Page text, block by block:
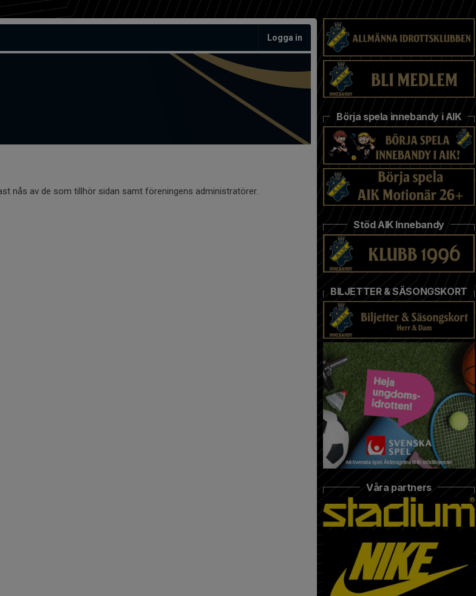
Logga in
nås av de som tillhör sidan samt föreningens administratörer.
Börja spela innebandy i AIK
Stöd AIK Innebandy
BILJETTER & SÄSONGSKORT
Våra partners